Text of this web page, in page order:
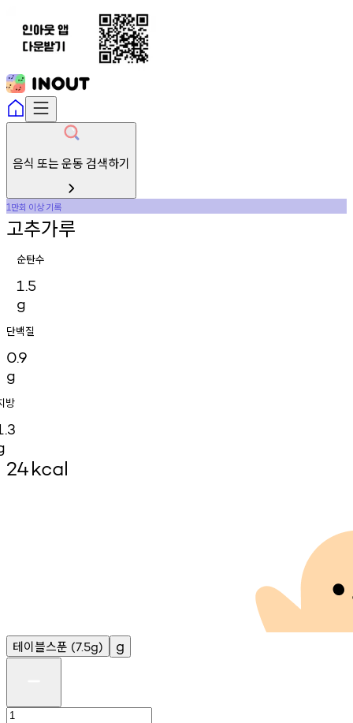
음식 또는 운동 검색하기
1만회 이상기록
고추가루
순탄수
1.5
g
단백질
0.9
g
방
24kcal
테이블스푼 (7.5g) g